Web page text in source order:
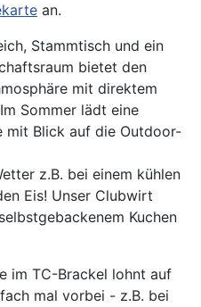
an.
Stammtisch und ein
bietet den
mit direktem
Sommer lädt eine
mit Blick auf die Outdoor-
z.B. bei einem kühlen
Eis! Unser Clubwirt
Kuchen
im TC-Brackel lohnt auf
mal vorbei - z.B. bei